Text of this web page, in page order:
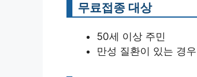
무료접종 대상
50세 이상 주민
만성 질환이 있는 경